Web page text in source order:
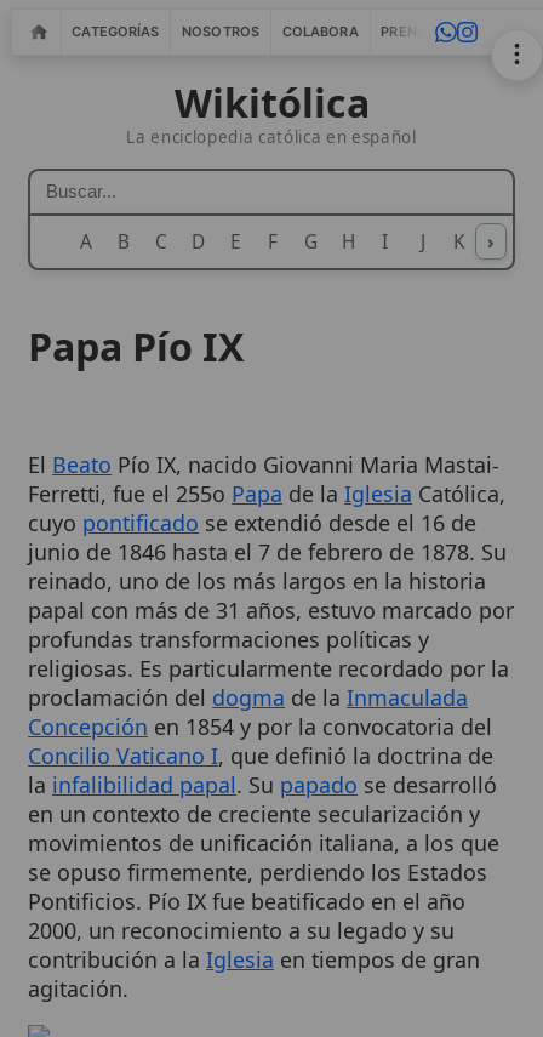
CATEGORÍAS NOSOTROS COLABORA PRENSA WEBMASTERS
Wikitólica
La enciclopedia católica en español
A B C D E F G H I J K L M
›
cuyopontificado se extendió desde el 16 de
junio de 1846 hasta el 7 de febrero de 1878. Su
reinado, uno de los más largos en la historia
papal con más de 31 años, estuvo marcado por
profundas transformaciones políticas y
religiosas. Es particularmente recordado por la
proclamación deldogmade laInmaculada
Concepción en 1854 y por la convocatoria del
Concilio Vaticano I , que definió la doctrina de
la infalibilidad papal. Supapadose desarrolló
en un contexto de creciente secularización y
movimientos de unificación italiana, a los que
se opuso firmemente, perdiendo los Estados
Pontificios. Pío IX fue beatificado en el año
2000, un reconocimiento a su legado y su
contribución a laIglesiaen tiempos de gran
agitación.